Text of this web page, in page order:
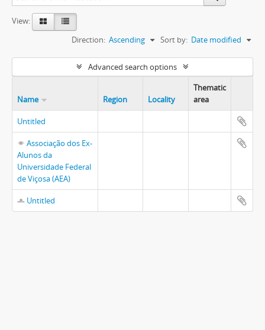
View:
Sort by: Date modified
Direction: Ascending
Advanced search options
Name Region Locality
Thematic
area
Untitled
Associação dos Ex-
Alunos da
Universidade Federal
de Viçosa (AEA)
Untitled